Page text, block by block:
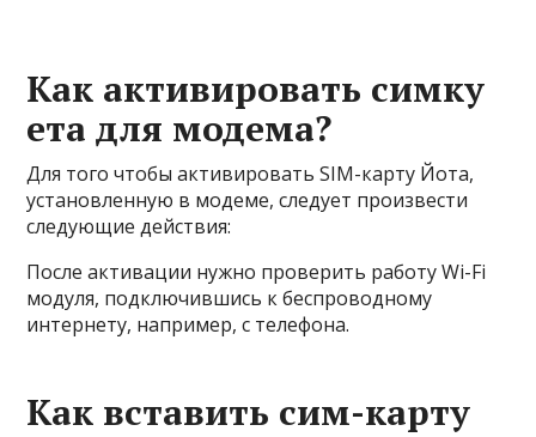
Как активировать симку
ета для модема?
Для того чтобы активировать SIM-карту Йота,
установленную в модеме, следует произвести
следующие действия:
После активации нужно проверить работу Wi-Fi
модуля, подключившись к беспроводному
интернету, например, с телефона.
Как вставить сим-карту